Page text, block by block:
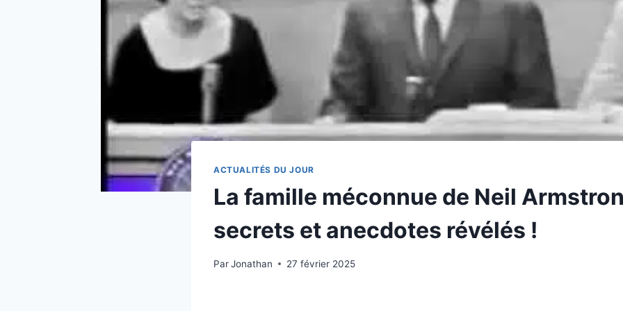
ACTUALITÉS DU JOUR
La famille méconnue de Neil
secrets et anecdotes révélés !
ParJonathan 27 février 2025